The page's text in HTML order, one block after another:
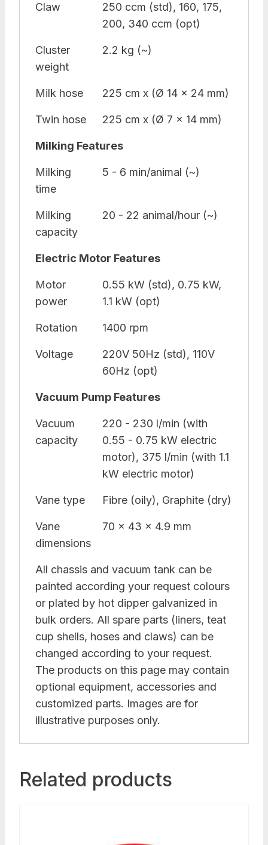
Claw
250 ccm (std), 160, 175,
200, 340 ccm (opt)
Cluster
weight
2.2 kg (~)
Milk hose 225 cm x (Ø 14 x 24 mm)
Twin hose 225 cm x (Ø 7 x 14 mm)
Milking Features
Milking
time
5 - 6 min/animal (~)
Milking
capacity
20 - 22 animal/hour (~)
Electric Motor Features
Motor
power
0.55 kW (std), 0.75 kW,
1.1 kW (opt)
Rotation 1400 rpm
Voltage
220V 50Hz (std), 110V
60Hz (opt)
Vacuum Pump Features
Vacuum
capacity
220 - 230 l/min (with
0.55 - 0.75 kW electric
motor), 375 l/min (with 1.1
kW electric motor)
Vane type Fibre (oily), Graphite (dry)
Vane
dimensions
70 x 43 x 4.9 mm
All chassis and vacuum tank can be
painted according your request colours
or plated by hot dipper galvanized in
bulk orders. All spare parts (liners, teat
cup shells, hoses and claws) can be
changed according to your request.
The products on this page may contain
optional equipment, accessories and
customized parts. Images are for
illustrative purposes only.
Related products